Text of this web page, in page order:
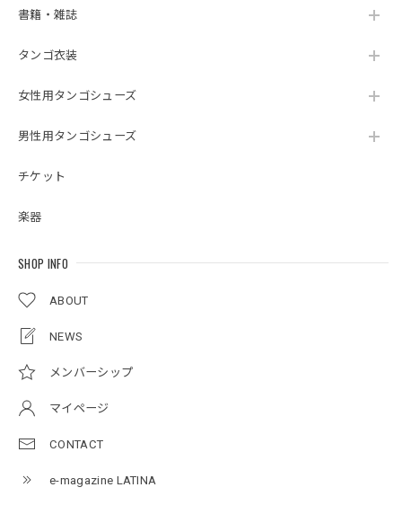
書籍・雑誌
タンゴ衣装
女性用タンゴシューズ
男性用タンゴシューズ
チケット
楽器
SHOP INFO
ABOUT
NEWS
メンバーシップ
マイページ
CONTACT
e-magazine LATINA